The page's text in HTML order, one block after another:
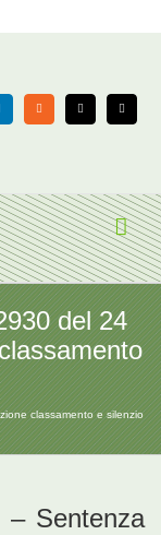
Rss X Email
del 24
classamento e silenzio
– Sentenza